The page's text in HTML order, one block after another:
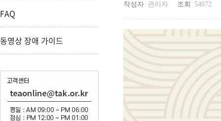
작성자 관리자 조회 54072
FAQ
동영상 장애 가이드